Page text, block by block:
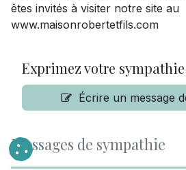
êtes invités à visiter notre site au
www.maisonrobertetfils.com
Exprimez votre sympathie
Écrire un message
Messages de sympathie